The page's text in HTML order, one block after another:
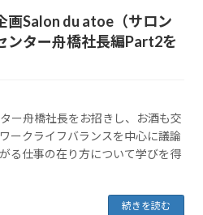
画Salon du atoe（サロン
ンター舟橋社長編Part2を
ー舟橋社長をお招きし、お酒も交
ークライフバランスを中心に議論
る仕事の在り方について学びを得
続きを読む